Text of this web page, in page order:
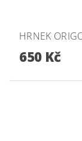
HRNEK
650 Kč